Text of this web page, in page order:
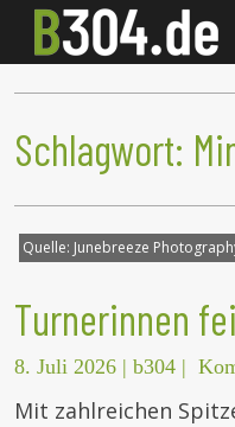
Schlagwort:
Quelle: Junebreeze
Turnerinnen
8. Juli 2026 | b304 |
Mit zahlreichen